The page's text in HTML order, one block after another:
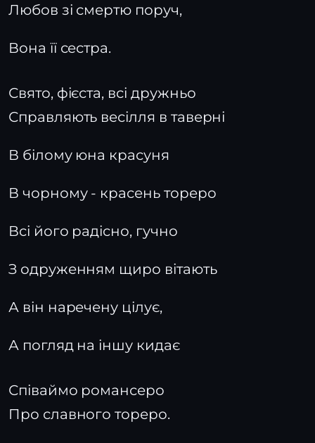
Любов зі смертю поруч,
Вона її сестра.
Свято, фієста, всі дружньо
Справляють весілля в таверні
В білому юна красуня
В чорному - красень тореро
Всі його радісно, гучно
З одруженням щиро вітають
А він наречену цілує,
А погляд на іншу кидає
Співаймо романсеро
Про славного тореро.